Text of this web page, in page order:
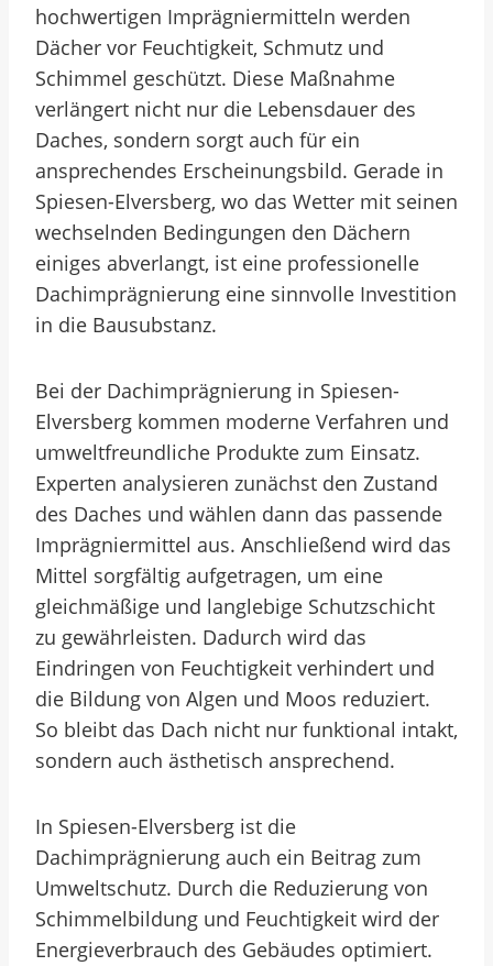
hochwertigen Imprägniermitteln werden
Dächer vor Feuchtigkeit, Schmutz und
Schimmel geschützt. Diese Maßnahme
verlängert nicht nur die Lebensdauer des
Daches, sondern sorgt auch für ein
ansprechendes Erscheinungsbild. Gerade in
Spiesen-Elversberg, wo das Wetter mit seinen
wechselnden Bedingungen den Dächern
einiges abverlangt, ist eine professionelle
Dachimprägnierung eine sinnvolle Investition
in die Bausubstanz.
Bei der Dachimprägnierung in Spiesen-
Elversberg kommen moderne Verfahren und
umweltfreundliche Produkte zum Einsatz.
Experten analysieren zunächst den Zustand
des Daches und wählen dann das passende
Imprägniermittel aus. Anschließend wird das
Mittel sorgfältig aufgetragen, um eine
gleichmäßige und langlebige Schutzschicht
zu gewährleisten. Dadurch wird das
Eindringen von Feuchtigkeit verhindert und
die Bildung von Algen und Moos reduziert.
So bleibt das Dach nicht nur funktional intakt,
sondern auch ästhetisch ansprechend.
In Spiesen-Elversberg ist die
Dachimprägnierung auch ein Beitrag zum
Umweltschutz. Durch die Reduzierung von
Schimmelbildung und Feuchtigkeit wird der
Energieverbrauch des Gebäudes optimiert.